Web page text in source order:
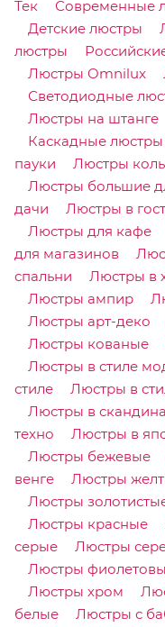
Тек
Современные
Детские люстры
люстры
Люстры Omnilux
Светодиодные
Люстры на штанге
Каскадные люстры
пауки
Люстры
Люстры большие
дачи
Люстры в
Люстры для кафе
для магазинов
спальни
Люстры в
Люстры ампир
Люстры арт-деко
Люстры кованые
Люстры в стиле
стиле
Люстры в
Люстры в
техно
Люстры в
Люстры бежевые
венге
Люстры
Люстры
Люстры красные
серые
Люстры
Люстры
Люстры хром
белые
Люстры с